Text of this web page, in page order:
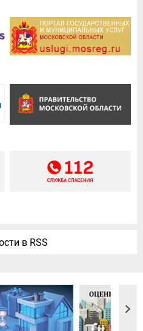
в RSS